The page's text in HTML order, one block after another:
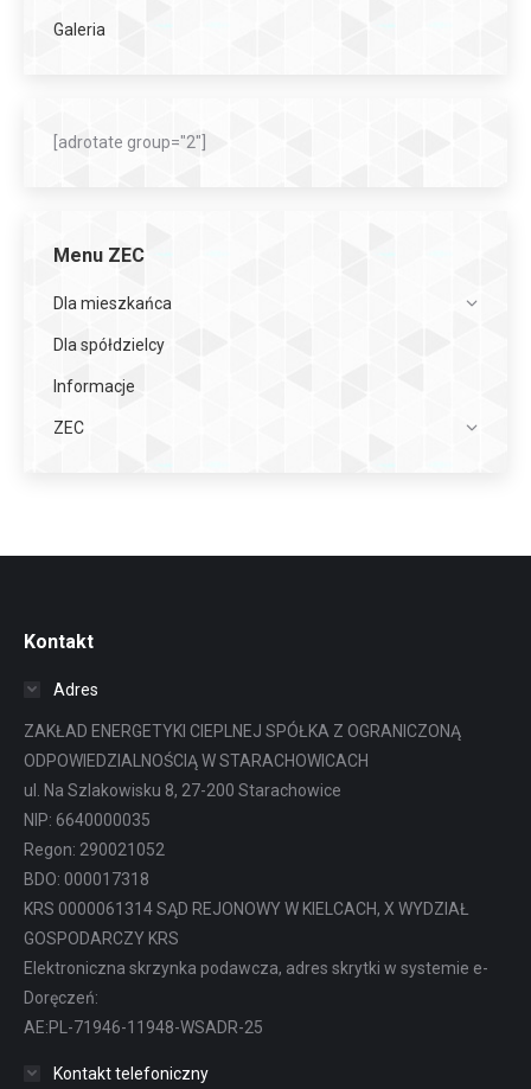
Galeria
[adrotate group="2"]
Menu ZEC
Dla mieszkańca
Dla spółdzielcy
Informacje
ZEC
Kontakt
Adres
ZAKŁAD ENERGETYKI CIEPLNEJ SPÓŁKA Z OGRANICZONĄ
ODPOWIEDZIALNOŚCIĄ W STARACHOWICACH
ul. Na Szlakowisku 8, 27-200 Starachowice
NIP: 6640000035
Regon: 290021052
BDO: 000017318
KRS 0000061314 SĄD REJONOWY W KIELCACH, X WYDZIAŁ
GOSPODARCZY KRS
Elektroniczna skrzynka podawcza, adres skrytki w systemie e-
Doręczeń:
AE:PL-71946-11948-WSADR-25
Kontakt telefoniczny